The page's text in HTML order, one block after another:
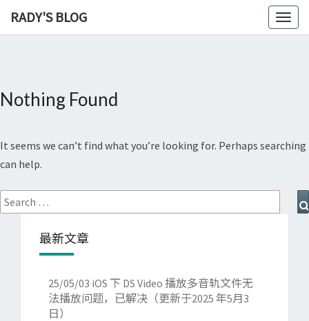
RADY'S BLOG
Nothing
Nothing Found
It seems we can’t find what you’re looking for. Perhaps searching
can help.
Search
for:
最新文章
25/05/03 iOS 下 DS Video 播放多音轨文件无
法播放问题，已解决（更新于2025 年5月3
日）